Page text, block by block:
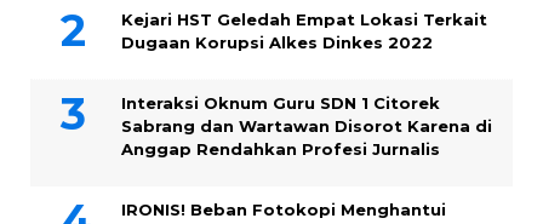
Kejari HST Geledah Empat Lokasi Terkait
Dugaan Korupsi Alkes Dinkes 2022
Interaksi Oknum Guru SDN 1 Citorek
Sabrang dan Wartawan Disorot Karena di
Anggap Rendahkan Profesi Jurnalis
IRONIS! Beban Fotokopi Menghantui